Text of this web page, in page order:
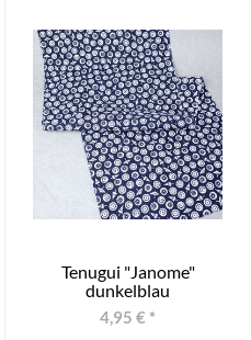
Tenugui "Janome"
dunkelblau
4,95 € *